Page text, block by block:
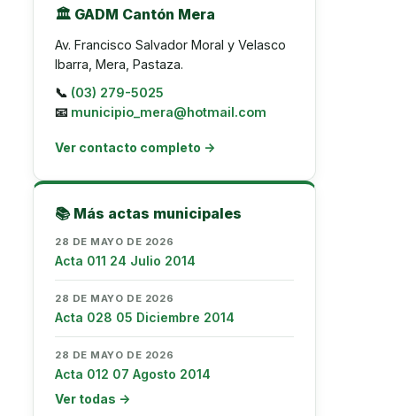
🏛️ GADM Cantón Mera
Av. Francisco Salvador Moral y Velasco
Ibarra, Mera, Pastaza.
📞 (03) 279-5025
📧 municipio_mera@hotmail.com
Ver contacto completo →
📚 Más actas municipales
28 DE MAYO DE 2026
Acta 011 24 Julio 2014
28 DE MAYO DE 2026
Acta 028 05 Diciembre 2014
28 DE MAYO DE 2026
Acta 012 07 Agosto 2014
Ver todas →